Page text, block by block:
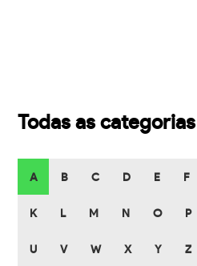
Todas as categorias
A B C D E F
K L M N O P
U V W X Y Z